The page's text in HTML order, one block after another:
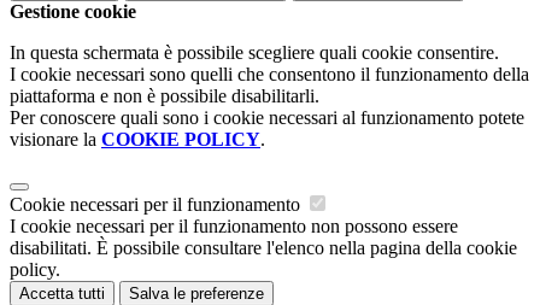
Gestione cookie
In questa schermata è possibile scegliere quali cookie consentire.
I cookie necessari sono quelli che consentono il funzionamento della
piattaforma e non è possibile disabilitarli.
Per conoscere quali sono i cookie necessari al funzionamento potete
visionare la COOKIE POLICY.
Cookie necessari per il funzionamento
I cookie necessari per il funzionamento non possono essere
disabilitati. È possibile consultare l'elenco nella pagina della cookie
policy.
Accetta tutti Salva le preferenze